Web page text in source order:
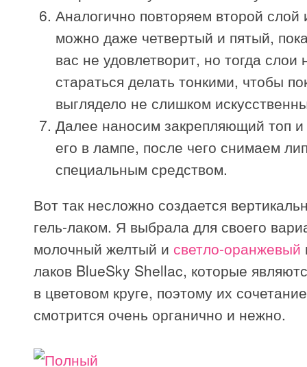
Аналогично повторяем второй слой
можно даже четвертый и пятый,
вас не удовлетворит, но тогда слои
стараться делать тонкими, чтобы
выглядело не слишком
Далее наносим закрепляющий топ
его в лампе, после чего снимаем
специальным средством.
Вот так несложно создается
гель-лаком. Я выбрала для своего
молочный желтый и светло-оранжевый
лаков BlueSky Shellac, которые
в цветовом круге, поэтому их
смотрится очень органично и нежно.